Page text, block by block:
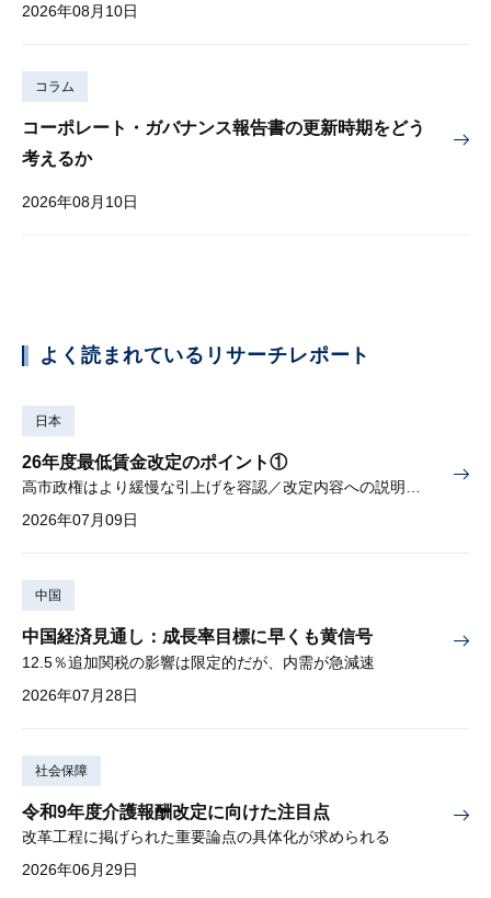
2026年08月10日
コラム
コーポレート・ガバナンス報告書の更新時期をどう
考えるか
2026年08月10日
よく読まれているリサーチレポート
日本
26年度最低賃金改定のポイント①
高市政権はより緩慢な引上げを容認／改定内容への説明責任が焦点
2026年07月09日
中国
中国経済見通し：成長率目標に早くも黄信号
12.5％追加関税の影響は限定的だが、内需が急減速
2026年07月28日
社会保障
令和9年度介護報酬改定に向けた注目点
改革工程に掲げられた重要論点の具体化が求められる
2026年06月29日